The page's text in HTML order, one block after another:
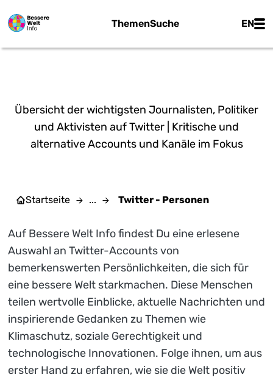
ThemenSuche EN
Übersicht der wichtigsten Journalisten, Politiker
und Aktivisten auf Twitter | Kritische und
alternative Accounts und Kanäle im Fokus
Startseite ... Twitter - Personen
Auf Bessere Welt Info findest Du eine erlesene
Auswahl an Twitter-Accounts von
bemerkenswerten Persönlichkeiten, die sich für
eine bessere Welt starkmachen. Diese Menschen
teilen wertvolle Einblicke, aktuelle Nachrichten und
inspirierende Gedanken zu Themen wie
Klimaschutz, soziale Gerechtigkeit und
technologische Innovationen. Folge ihnen, um aus
erster Hand zu erfahren, wie sie die Welt positiv